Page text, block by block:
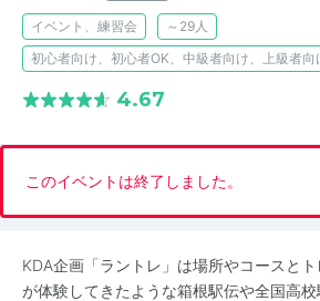
イベント、練習会
～29人
初心者向け、初心者OK、中級者向け、上級者
4.67
このイベントは終了しました。
KDA企画「ラントレ」は場所やコースと
が体験してきたような箱根駅伝や全国高